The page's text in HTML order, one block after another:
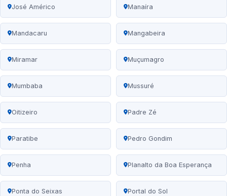
José Américo Manaíra
Mandacaru Mangabeira
Miramar Muçumagro
Mumbaba Mussuré
Oitizeiro Padre Zé
Paratibe Pedro Gondim
Penha Planalto da Boa Esperança
Ponta do Seixas Portal do Sol